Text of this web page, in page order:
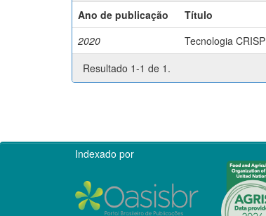
Ano de publicação
Título
2020
Tecnologia
Resultado 1-1 de 1.
Indexado por